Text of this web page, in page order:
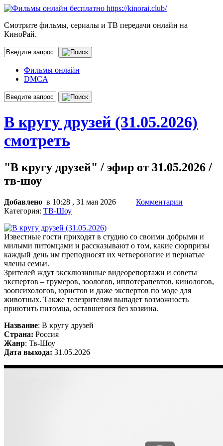
Смотрите фильмы, сериалы и ТВ передачи онлайн на
КиноРай.
Фильмы онлайн
DMCA
В кругу друзей (31.05.2026)
смотреть
"В кругу друзей" / эфир от 31.05.2026 /
тв-шоу
Добавлено в 10:28 , 31 мая 2026
Комментарии
Категория: ТВ-Шоу
Известные гости приходят в студию со своими добрыми и
милыми питомцами и рассказывают о том, какие сюрпризы
каждый день им преподносят их четвероногие и пернатые
члены семьи.
Зрителей ждут эксклюзивные видеорепортажи и советы
экспертов – грумеров, зоологов, иппотерапевтов, кинологов,
зоопсихологов, юристов и даже экспертов по моде для
животных. Также телезрителям выпадет возможность
приютить питомца, оставшегося без хозяина.
Название: В кругу друзей
Страна: Россия
Жанр: Тв-Шоу
Дата выхода: 31.05.2026